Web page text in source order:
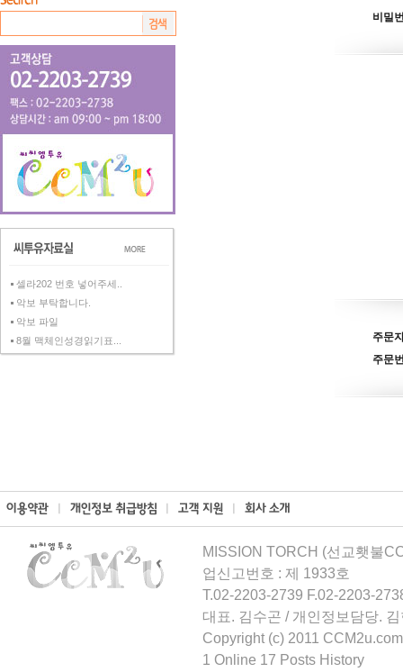
셀라202 번호 넣어주세..
악보 부탁합니다.
악보 파일
8월 맥체인성경읽기표...
비밀
주문
주문
MISSION TORCH (선교횃불
업신고번호 : 제 1933호
T.02-2203-2739 F.02-2203-
대표. 김수곤 / 개인정보담당.
Copyright (c) 2011
1 Online 17 Posts History